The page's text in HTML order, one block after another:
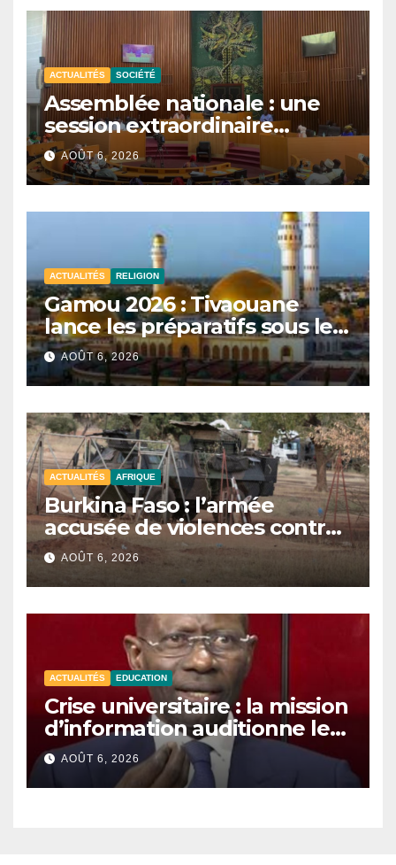
ACTUALITÉS SOCIÉTÉ
Assemblée nationale : une
session extraordinaire
convoquée le 10 août avec
plusieurs commissions
d’enquête à l’ordre du jour.
AOÛT 6, 2026
ACTUALITÉS RELIGION
Gamou 2026 : Tivaouane
lance les préparatifs sous le
signe de l’unité et du Tawhid.
AOÛT 6, 2026
ACTUALITÉS AFRIQUE
Burkina Faso : l’armée
accusée de violences contre
des civils après une attaque
jihadiste.
AOÛT 6, 2026
ACTUALITÉS EDUCATION
Crise universitaire : la mission
d’information auditionne le
ministre Boubacar Camara.
AOÛT 6, 2026